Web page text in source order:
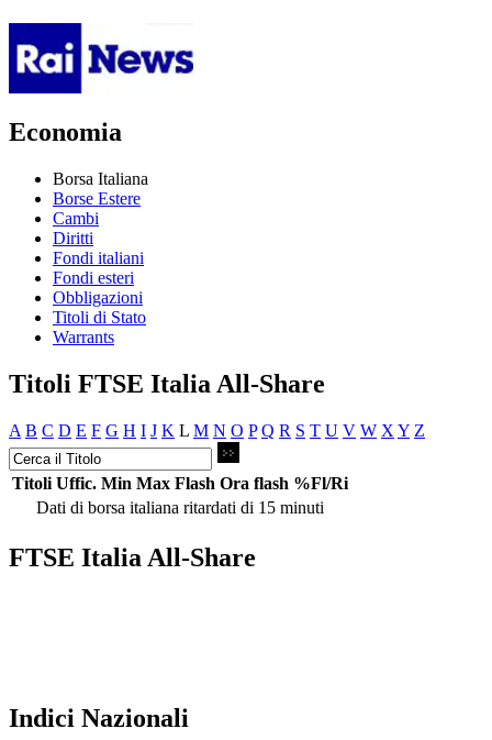
Economia
Borsa Italiana
Borse Estere
Cambi
Diritti
Fondi italiani
Fondi esteri
Obbligazioni
Titoli di Stato
Warrants
Titoli FTSE Italia All-Share
A B C D E F G H I J K L M N O P Q R S T U V W X Y Z
Titoli Uffic. Min Max Flash Ora flash %Fl/Ri
Dati di borsa italiana ritardati di 15 minuti
FTSE Italia All-Share
Indici Nazionali